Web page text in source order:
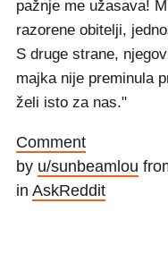
pažnje me užasava!
razorene obitelji,
S druge strane,
majka nije preminula
želi isto za nas."
Comment
by u/sunbeamlou
in AskReddit